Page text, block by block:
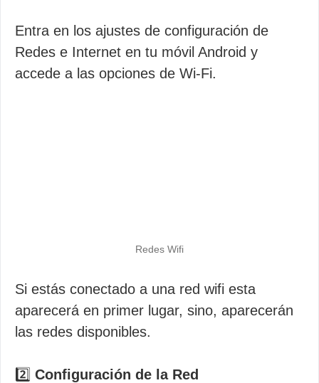
Entra en los ajustes de configuración de
Redes e Internet en tu móvil Android y
accede a las opciones de Wi-Fi.
Redes Wifi
Si estás conectado a una red wifi esta
aparecerá en primer lugar, sino, aparecerán
las redes disponibles.
2️⃣ Configuración de la Red